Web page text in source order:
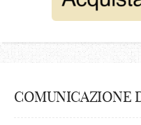
COMUNICAZIONE